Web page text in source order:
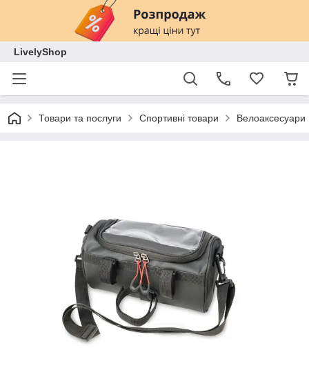
LivelyShop
Товари та послуги Спортивні товари Велоаксесуари